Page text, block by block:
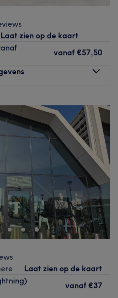
of keratinebehandeling. Yensi
kapsels voor kinderen. De
en een warme
dat Yensi door de jaren heen
aan zich heeft weten te
venue
Laat zien op de kaart
vanaf €57,50
09:00
17:00
09:00–17:00
09:00 –17:00
09:00–
17:00
09:00
17:00
Gesloten
aam de Europalaan staat
Jong of oud, man of vrouw
of Europees haar beschikt.
om allebei de haarsoorten
nieuwe coupes. Het
de hoogte van de laatste
op het gebeid van
binnenkomst tot het vertrek
het gevoel dat je thuis komt.
Laat zien op de kaart
vanaf €37